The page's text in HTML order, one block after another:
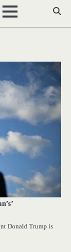
Donald Trump is